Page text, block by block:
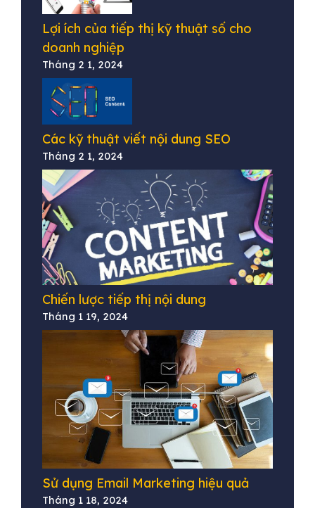
Lợi ích của tiếp thị kỹ thuật số cho
doanh nghiệp
Tháng 2 1, 2024
Các kỹ thuật viết nội dung SEO
Tháng 2 1, 2024
Chiến lược tiếp thị nội dung
Tháng 1 19, 2024
Sử dụng Email Marketing hiệu quả
Tháng 1 18, 2024